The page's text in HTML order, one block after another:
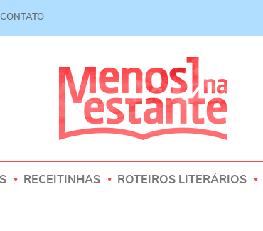
CONTATO
RECEITINHAS ROTEIROS LITERÁRIOS